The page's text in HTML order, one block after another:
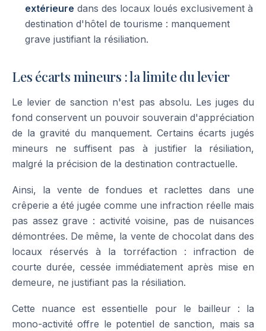
extérieure dans des locaux loués exclusivement à
destination d'hôtel de tourisme : manquement
grave justifiant la résiliation.
Les écarts mineurs : la limite du levier
Le levier de sanction n'est pas absolu. Les juges du
fond conservent un pouvoir souverain d'appréciation
de la gravité du manquement. Certains écarts jugés
mineurs ne suffisent pas à justifier la résiliation,
malgré la précision de la destination contractuelle.
Ainsi, la vente de fondues et raclettes dans une
crêperie a été jugée comme une infraction réelle mais
pas assez grave : activité voisine, pas de nuisances
démontrées. De même, la vente de chocolat dans des
locaux réservés à la torréfaction : infraction de
courte durée, cessée immédiatement après mise en
demeure, ne justifiant pas la résiliation.
Cette nuance est essentielle pour le bailleur : la
mono-activité offre le potentiel de sanction, mais sa